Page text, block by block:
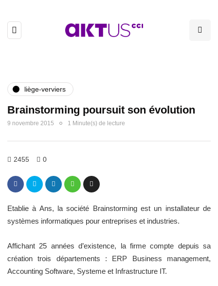
liège-verviers
Brainstorming poursuit son évolution
9 novembre 2015 1 Minute(s) de lecture
2455 0
Etablie à Ans, la société Brainstorming est un installateur de
systèmes informatiques pour entreprises et industries.
Affichant 25 années d’existence, la firme compte depuis sa
création trois départements : ERP Business management,
Accounting Software, Systeme et Infrastructure IT.